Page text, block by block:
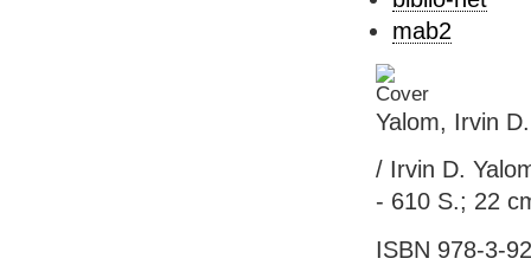
mab2
Yalom, Irvin
/ Irvin D.
- 610 S.; 22
ISBN 978-3-